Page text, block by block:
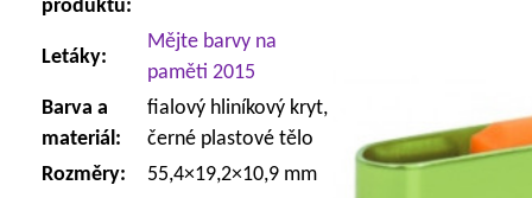
produktu:
Letáky:
Mějte barvy na
paměti 2015
Barva a
materiál:
fialový hliníkový kryt,
černé plastové tělo
Rozměry:
55,4×19,2×10,9 mm